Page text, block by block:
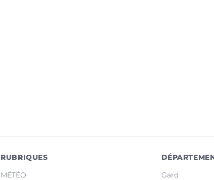
RUBRIQUES
MÉTÉO
Gard